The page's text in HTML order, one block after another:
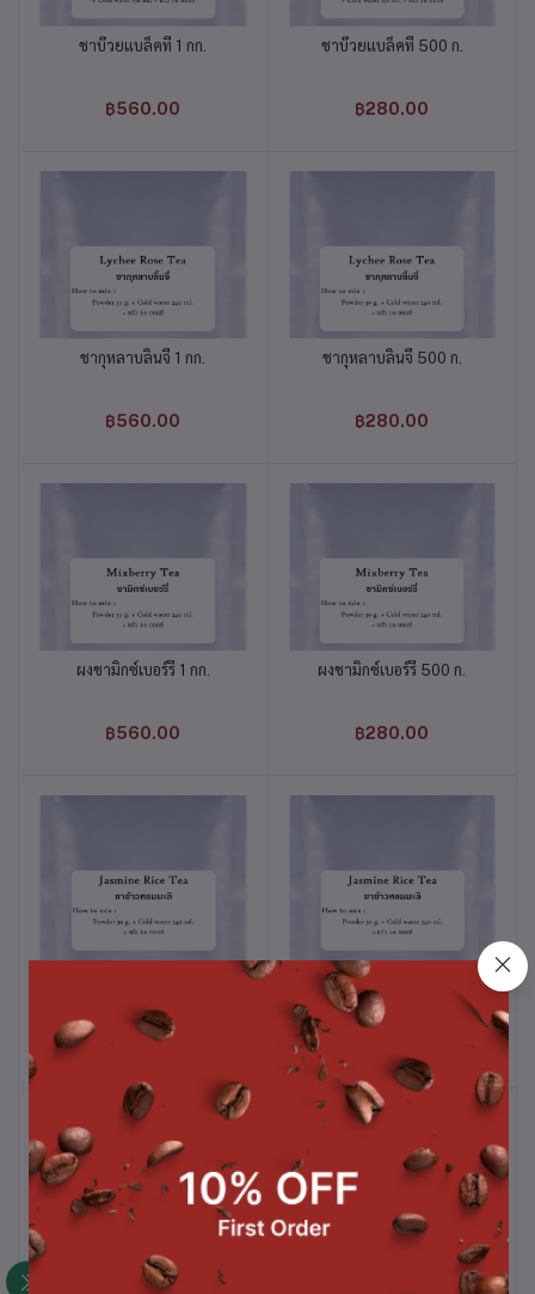
หยิบใส่ตะกร้า
ชาบ๊วยแบล็คที 1 กก.
฿560.00
หยิบใส่ตะกร้า
ชาบ๊วยแบล็คที 500 ก.
฿280.00
หยิบใส่ตะกร้า
ชากุหลาบลิ้นจี่ 1 กก.
฿560.00
หยิบใส่ตะกร้า
ชากุหลาบลิ้นจี่ 500 ก.
฿280.00
หยิบใส่ตะกร้า
ผงชามิกซ์เบอร์รี่ 1 กก.
฿560.00
หยิบใส่ตะกร้า
ผงชามิกซ์เบอร์รี่ 500 ก.
฿280.00
฿560.00
หยิบใส่ตะกร้า
ผงชาข้าวหอมมะลิ 500 ก.